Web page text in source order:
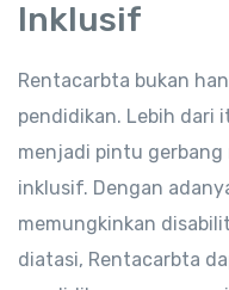
Inklusif
Rentacarbta bukan
pendidikan. Lebih dari
menjadi pintu
inklusif. Dengan
memungkinkan
diatasi, Rentacarbta